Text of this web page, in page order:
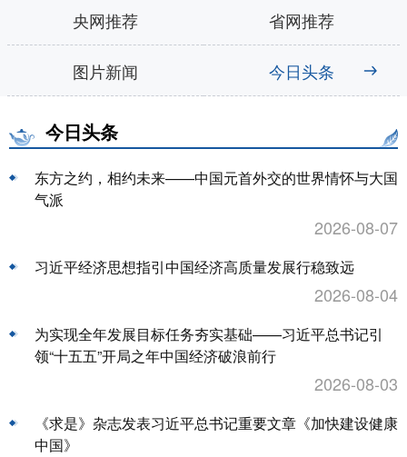
央网推荐 省网推荐
图片新闻 今日头条
今日头条
东方之约，相约未来——中国元首外交的世界情怀与大国
气派
2026-08-07
习近平经济思想指引中国经济高质量发展行稳致远
2026-08-04
为实现全年发展目标任务夯实基础——习近平总书记引
领“十五五”开局之年中国经济破浪前行
2026-08-03
《求是》杂志发表习近平总书记重要文章《加快建设健康
中国》